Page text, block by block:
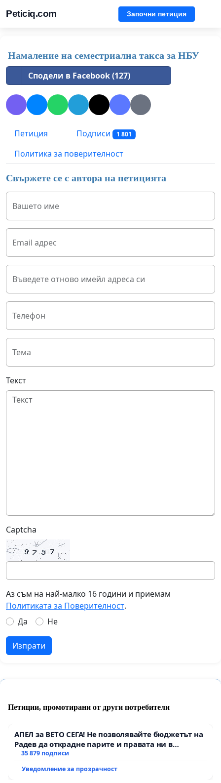
Peticiq.com Започни петиция
Намаление на семестриална такса за НБУ
Сподели в Facebook (127)
Петиция Подписи 1 801
Политика за поверителност
Свържете се с автора на петицията
Вашето име
Email адрес
Въведете отново имейл адреса си
Телефон
Тема
Текст
Captcha
Аз съм на най-малко 16 години и приемам
Политиката за Поверителност.
Да
Не
Изпрати
Петиции, промотирани от други потребители
АПЕЛ за ВЕТО СЕГА! Не позволявайте бюджетът на
Радев да открадне парите и правата ни в
тъмното
35 879 подписи
Уведомление за прозрачност